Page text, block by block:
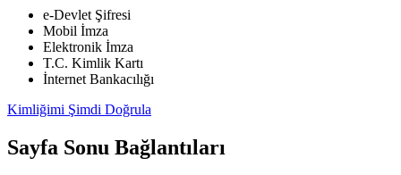
e-Devlet Şifresi
Mobil İmza
Elektronik İmza
T.C. Kimlik Kartı
İnternet Bankacılığı
Kimliğimi Şimdi Doğrula
Sayfa Sonu Bağlantıları